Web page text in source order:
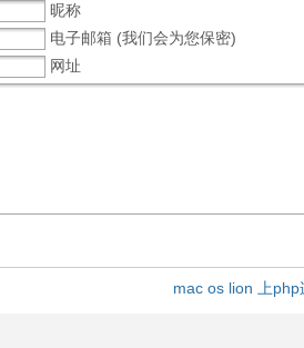
昵称
电子邮箱 (我们会为您保密)
网址
mac os lion 上